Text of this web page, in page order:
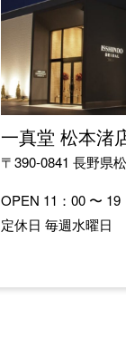
一真堂 松本渚
〒390-0841 長野県
OPEN 11：00 〜 19
定休日 毎週水曜日